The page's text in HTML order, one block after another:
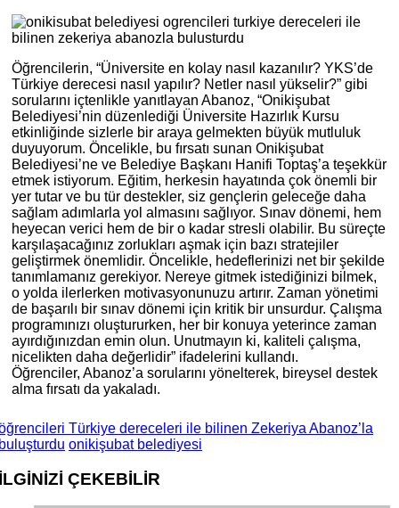
Öğrencilerin, “Üniversite en kolay nasıl kazanılır? YKS’de
Türkiye derecesi nasıl yapılır? Netler nasıl yükselir?” gibi
sorularını içtenlikle yanıtlayan Abanoz, “Onikişubat
Belediyesi’nin düzenlediği Üniversite Hazırlık Kursu
etkinliğinde sizlerle bir araya gelmekten büyük mutluluk
duyuyorum. Öncelikle, bu fırsatı sunan Onikişubat
Belediyesi’ne ve Belediye Başkanı Hanifi Toptaş’a teşekkür
etmek istiyorum. Eğitim, herkesin hayatında çok önemli bir
yer tutar ve bu tür destekler, siz gençlerin geleceğe daha
sağlam adımlarla yol almasını sağlıyor. Sınav dönemi, hem
heyecan verici hem de bir o kadar stresli olabilir. Bu süreçte
karşılaşacağınız zorlukları aşmak için bazı stratejiler
geliştirmek önemlidir. Öncelikle, hedeflerinizi net bir şekilde
tanımlamanız gerekiyor. Nereye gitmek istediğinizi bilmek,
o yolda ilerlerken motivasyonunuzu artırır. Zaman yönetimi
de başarılı bir sınav dönemi için kritik bir unsurdur. Çalışma
programınızı oluştururken, her bir konuya yeterince zaman
ayırdığınızdan emin olun. Unutmayın ki, kaliteli çalışma,
nicelikten daha değerlidir” ifadelerini kullandı.
Öğrenciler, Abanoz’a sorularını yönelterek, bireysel destek
alma fırsatı da yakaladı.
Türkiye dereceleri ile bilinen Zekeriya Abanoz’la
onikişubat belediyesi
ÇEKEBİLİR